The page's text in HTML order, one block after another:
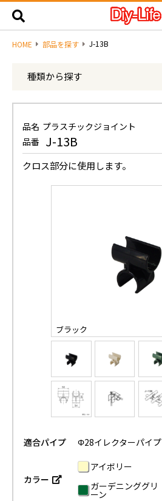
HOME 部品を探す J-13B
種類から探す
品名 プラスチックジョイント
品番 J-13B
クロス部分に使用します。
ブラック
適合パイプ Φ28イレクターパイプ
カラー
アイボリー
ガーデニンググリ
ーン